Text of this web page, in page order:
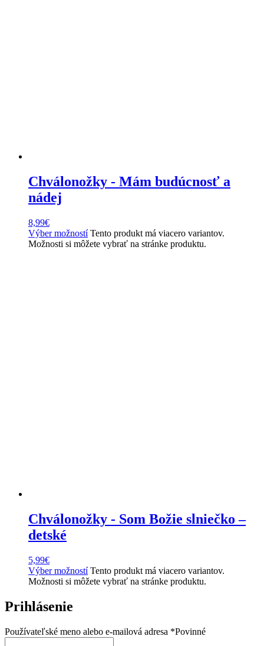
Chválonožky - Mám budúcnosť a
nádej
8,99€
Výber možností Tento produkt má viacero variantov.
Možnosti si môžete vybrať na stránke produktu.
Chválonožky - Som Božie slniečko –
detské
5,99€
Výber možností Tento produkt má viacero variantov.
Možnosti si môžete vybrať na stránke produktu.
Prihlásenie
Používateľské meno alebo e-mailová adresa *Povinné